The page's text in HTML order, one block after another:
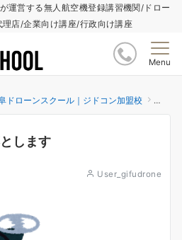
運営する無人航空機登録講習機関/ドロー
店/企業向け講座/行政向け講座
Menu
ローンスクール｜ジドコン加盟校 更新
します
User_gifudrone